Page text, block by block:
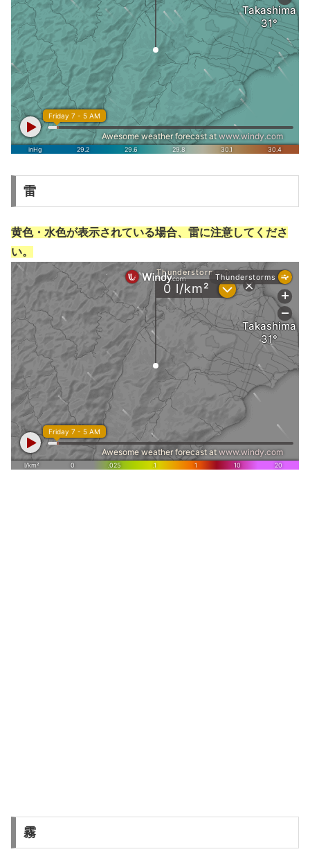
雷
黄色・水色が表示されている場合、雷に注意してくださ
い。
霧